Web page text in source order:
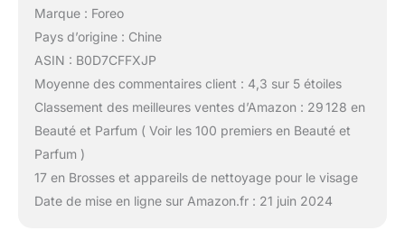
Marque : Foreo
Pays d’origine : Chine
ASIN : B0D7CFFXJP
Moyenne des commentaires client : 4,3 sur 5 étoiles
Classement des meilleures ventes d’Amazon : 29 128 en
Beauté et Parfum ( Voir les 100 premiers en Beauté et
Parfum )
17 en Brosses et appareils de nettoyage pour le visage
Date de mise en ligne sur Amazon.fr : 21 juin 2024